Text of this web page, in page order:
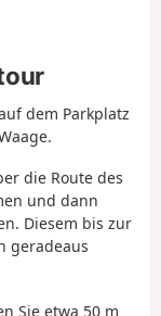
dem Parkplatz
die Route des
und dann
Diesem bis zur
geradeaus
Sie etwa 50 m